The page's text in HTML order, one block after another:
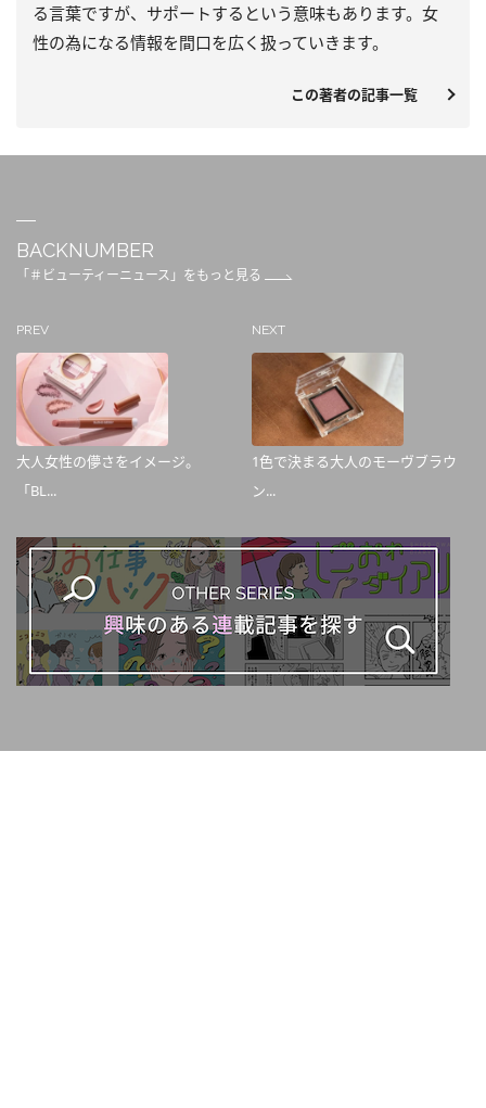
る言葉ですが、サポートするという意味もあります。女
性の為になる情報を間口を広く扱っていきます。
この著者の記事一覧
BACKNUMBER
「＃ビューティーニュース」をもっと見る
PREV
大人女性の儚さをイメージ。
「BL...
NEXT
1色で決まる大人のモーヴブラウ
ン...